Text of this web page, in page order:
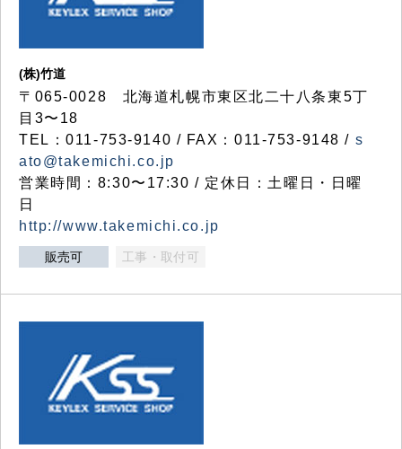
(株)竹道
〒065-0028 北海道札幌市東区北二十八条東5丁
目3〜18
TEL：011-753-9140 / FAX：011-753-9148 / s
ato@takemichi.co.jp
営業時間：8:30〜17:30 / 定休日：土曜日・日曜
日
http://www.takemichi.co.jp
販売可 工事・取付可